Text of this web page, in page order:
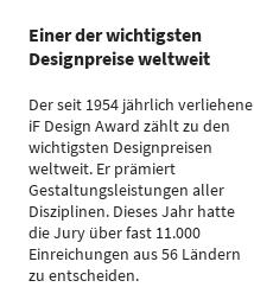
Einer der wichtigsten
Designpreise weltweit
Der seit 1954 jährlich verliehene
iF Design Award zählt zu den
wichtigsten Designpreisen
weltweit. Er prämiert
Gestaltungsleistungen aller
Disziplinen. Dieses Jahr hatte
die Jury über fast 11.000
Einreichungen aus 56 Ländern
zu entscheiden.